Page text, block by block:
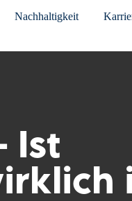
Nachhaltigkeit
Ist